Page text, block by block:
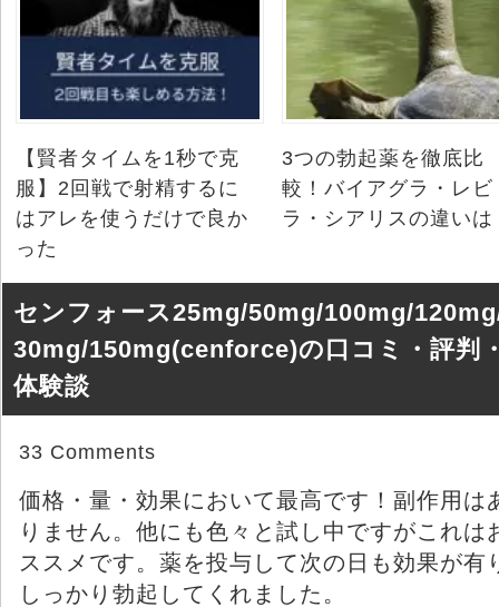
【賢者タイムを1秒で克
服】2回戦で射精するに
はアレを使うだけで良か
った
3つの勃起薬を徹底比
較！バイアグラ・レビ
ラ・シアリスの違いは
センフォース25mg/50mg/100mg/
30mg/150mg(cenforce)の口コミ・評判
体験談
33 Comments
価格・量・効果において最高です！副作用は
りません。他にも色々と試し中ですがこれは
ススメです。薬を投与して次の日も効果が有
しっかり勃起してくれました。